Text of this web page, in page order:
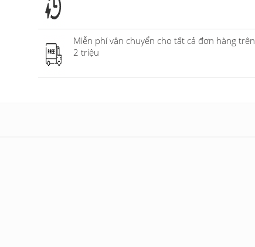
Miễn phí vận chuyển cho tất cả đơn hàng trên
2 triệu